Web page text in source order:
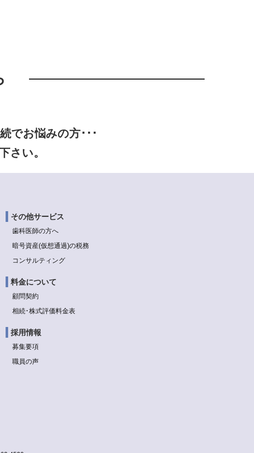
でお悩みの方･･･
さい。
その他サービス
歯科医師の方へ
暗号資産(仮想通過)の税務
コンサルティング
料金について
顧問契約
相続･株式評価料金表
採用情報
募集要項
職員の声